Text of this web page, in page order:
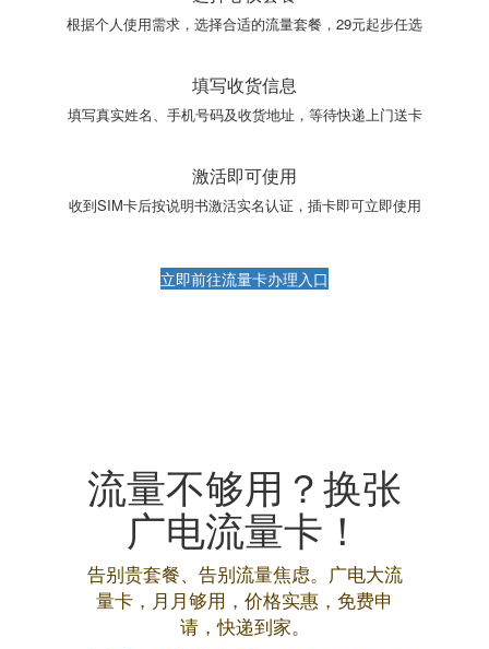
根据个人使用需求，选择合适的流量套餐，29元起步任选
填写收货信息
填写真实姓名、手机号码及收货地址，等待快递上门送卡
激活即可使用
收到SIM卡后按说明书激活实名认证，插卡即可立即使用
立即前往流量卡办理入口
流量不够用？换张
广电流量卡！
告别贵套餐、告别流量焦虑。广电大流
量卡，月月够用，价格实惠，免费申
请，快递到家。